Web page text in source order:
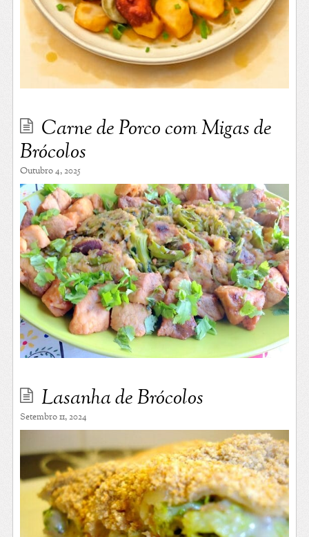
Carne de Porco com Migas de
Brócolos
Outubro 4, 2025
Lasanha de Brócolos
Setembro 11, 2024